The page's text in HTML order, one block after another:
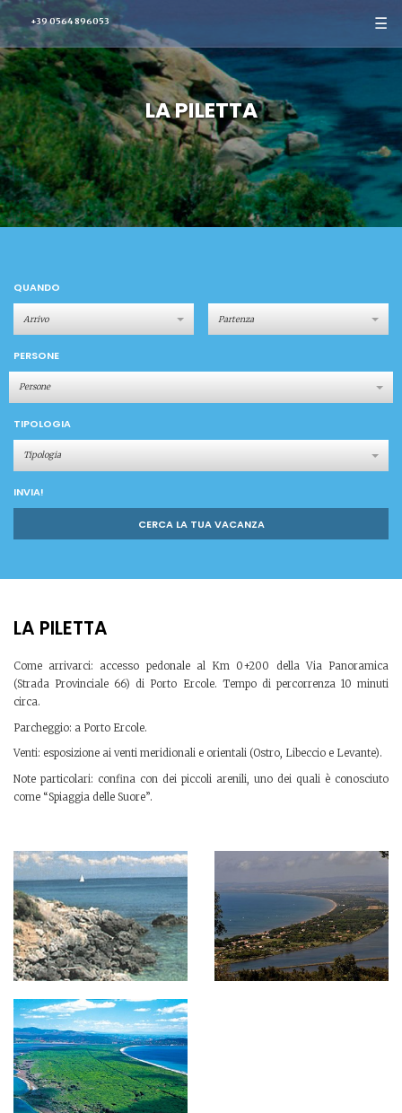
+39 0564 896053 ☰
LA PILETTA
QUANDO
PERSONE
Persone
TIPOLOGIA
Tipologia
INVIA!
CERCA LA TUA VACANZA
LA PILETTA
Come arrivarci: accesso pedonale al Km 0+200 della Via Panoramica
(Strada Provinciale 66) di Porto Ercole. Tempo di percorrenza 10 minuti
circa.
Parcheggio: a Porto Ercole.
Venti: esposizione ai venti meridionali e orientali (Ostro, Libeccio e Levante).
Note particolari: confina con dei piccoli arenili, uno dei quali è conosciuto
come “Spiaggia delle Suore”.